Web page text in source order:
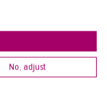
No, adjust